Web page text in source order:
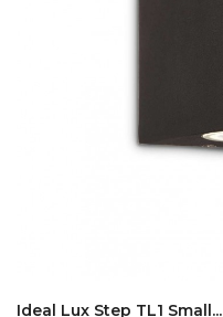
Ideal Lux Step TL1 Small...